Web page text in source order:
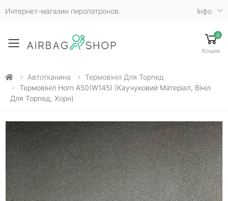
Интернет-магазин пиропатронов. Iнфо
Toggle mobile menu
0
Кошик
Автотканина
Термовініл Для Торпед
Термовініл Horn A50(W145) (каучуковий Матеріал, Вініл
Для Торпед, Хорн)